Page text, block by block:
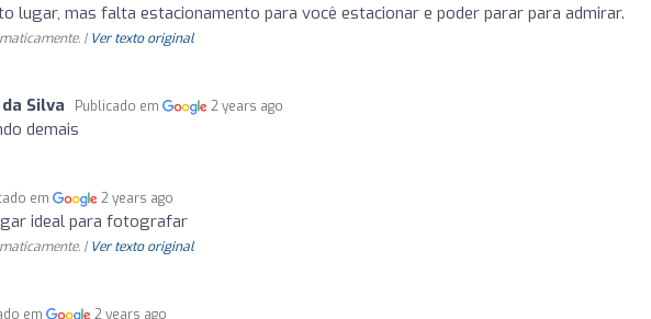
lugar, mas falta estacionamento para você estacionar e poder parar para admirar.
| Ver texto original
Silva Publicado em 2 years ago
demais
em 2 years ago
ideal para fotografar
| Ver texto original
em 2 years ago